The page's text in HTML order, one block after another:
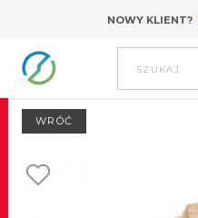
Go to contentNOWY KLIENT?
szukaj
WRÓĆ